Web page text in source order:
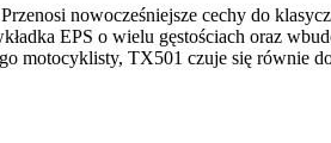
nowocześniejsze cechy do
EPS o wielu gęstościach oraz
motocyklisty, TX501 czuje się równie